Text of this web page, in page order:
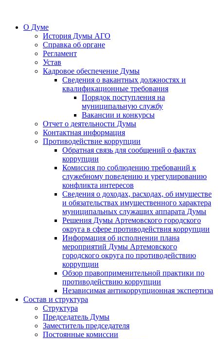
О Думе
История Думы АГО
Справка об органе
Регламент
Устав
Кадровое обеспечение Думы
Сведения о вакантных должностях и
квалификационные требования
Порядок поступления на
муниципальную службу
Вакансии и конкурсы
Отчет о деятельности Думы
Контактная информация
Противодействие коррупции
Обратная связь для сообщений о фактах
коррупции
Комиссия по соблюдению требований к
служебному поведению и урегулированию
конфликта интересов
Сведения о доходах, расходах, об имуществе
и обязательствах имущественного характера
муниципальных служащих аппарата Думы
Решения Думы Артемовского городского
округа в сфере противодействия коррупции
Информация об исполнении плана
мероприятий Думы Артемовского
городского округа по противодействию
коррупции
Обзор правоприменительной практики по
противодействию коррупции
Независимая антикоррупционная экспертиза
Состав и структура
Структура
Председатель Думы
Заместитель председателя
Постоянные комиссии